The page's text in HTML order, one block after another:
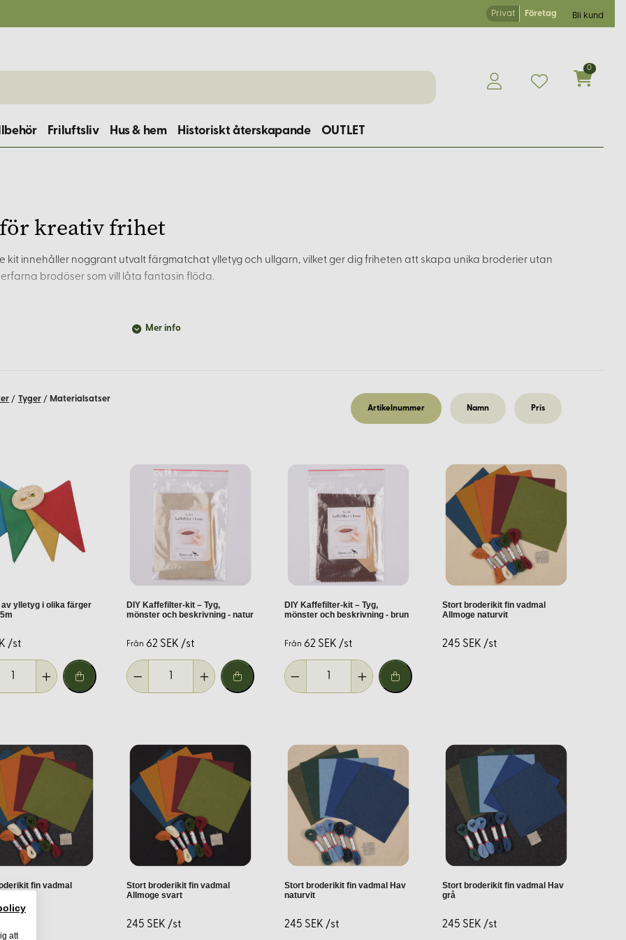
Privat Företag Bli kund
0
Friluftsliv Hus & hem Historiskt återskapande OUTLET
kreativ frihet
kit innehåller noggrant utvalt färgmatchat ylletyg och ullgarn, vilket ger dig friheten att skapa unika broderier utan
brodöser som vill låta fantasin flöda.
dig fullständig frihet att skapa efter egen design och inspiration.
används.
väggbonader eller klädesplagg.
på tyget med en vattenlöslig penna.
textur och djup.
för att se detaljerna tydligt.
utan instruktioner kan nybörjare experimentera och lära sig genom att prova sig fram.
till personliga klädesplagg och accessoarer.
Mer info
/ Tyger / Materialsatser
Artikelnummer Namn Pris
ylletyg i olika färger
/st
DIY Kaffefilter-kit – Tyg,
mönster och beskrivning - natur
Från 62 SEK /st
DIY Kaffefilter-kit – Tyg,
mönster och beskrivning - brun
Från 62 SEK /st
Stort broderikit fin vadmal
Allmoge naturvit
245 SEK /st
fin vadmal
Stort broderikit fin vadmal
Allmoge svart
245 SEK /st
Stort broderikit fin vadmal Hav
naturvit
245 SEK /st
Stort broderikit fin vadmal Hav
grå
245 SEK /st
att